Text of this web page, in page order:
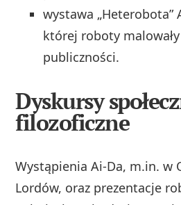
wystawa „Heterobota”
której roboty
publiczności.
Dyskursy
filozoficzne
Wystąpienia Ai-Da, m.in. w
Lordów, oraz prezentacje